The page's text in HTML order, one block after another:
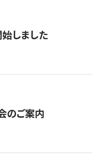
しました
のご案内